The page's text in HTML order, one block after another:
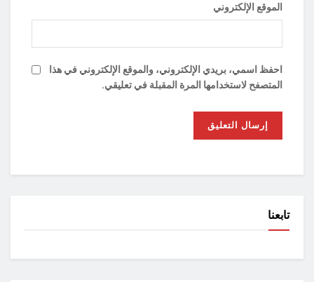
الموقع الإلكتروني
احفظ اسمي، بريدي الإلكتروني، والموقع الإلكتروني في هذا
المتصفح لاستخدامها المرة المقبلة في تعليقي.
تابعنا